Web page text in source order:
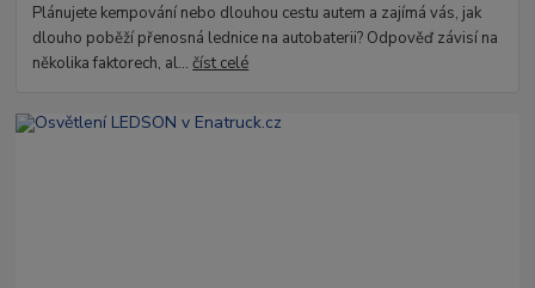
Plánujete kempování nebo dlouhou cestu autem a zajímá vás, jak
dlouho poběží přenosná lednice na autobaterii? Odpověď závisí na
několika faktorech, al...číst celé